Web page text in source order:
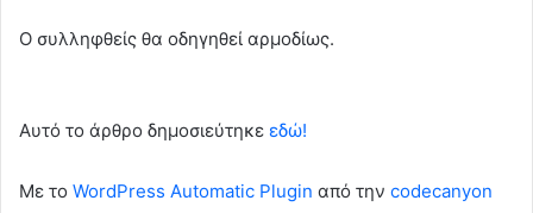
Ο συλληφθείς θα οδηγηθεί αρμοδίως.
Αυτό το άρθρο δημοσιεύτηκε εδώ!
Με το WordPress Automatic Plugin από την codecanyon